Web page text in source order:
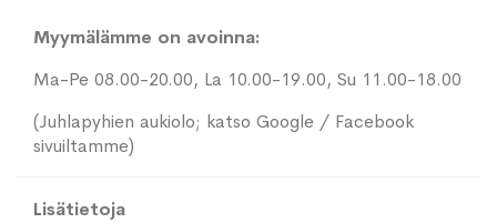
Myymälämme on avoinna:
Ma-Pe 08.00-20.00, La 10.00-19.00, Su 11.00-18.00
(Juhlapyhien aukiolo; katso Google / Facebook
sivuiltamme)
Lisätietoja